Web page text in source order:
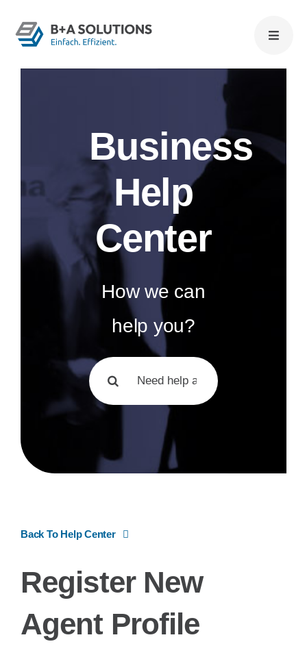
Inhalt
springen
Business
Help
Center
How we can
help you?
Suche
nach:
Back To Help Center
Register New
Agent Profile